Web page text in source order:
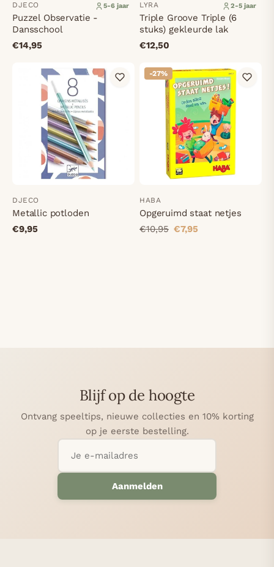
DJECO 5-6 jaar
Puzzel Observatie -
Dansschool
€14,95
LYRA 2-5 jaar
Triple Groove Triple (6
stuks) gekleurde lak
€12,50
DJECO
Metallic potloden
€9,95
-27%
HABA
Opgeruimd staat netjes
€10,95 €7,95
Blijf op de hoogte
Ontvang speeltips, nieuwe collecties en 10% korting
op je eerste bestelling.
Aanmelden